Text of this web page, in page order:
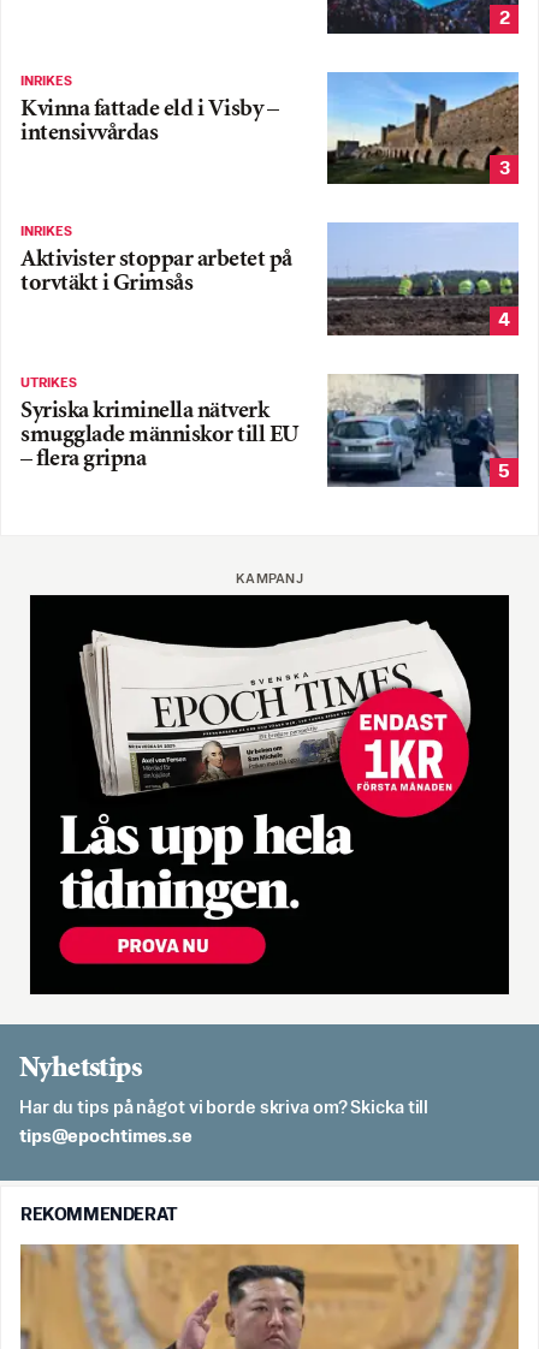
2
INRIKES
Kvinna fattade eld i Visby –
intensivvårdas
3
INRIKES
Aktivister stoppar arbetet på
torvtäkt i Grimsås
4
UTRIKES
Syriska kriminella nätverk
smugglade människor till EU
– flera gripna
5
KAMPANJ
Nyhetstips
Har du tips på något vi borde skriva om? Skicka till
es.semithcope@spit
REKOMMENDERAT